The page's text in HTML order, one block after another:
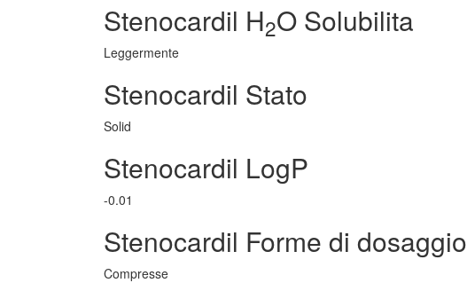
Stenocardil H2O Solubilita
Leggermente
Stenocardil Stato
Solid
Stenocardil LogP
-0.01
Stenocardil Forme di dosaggio
Compresse